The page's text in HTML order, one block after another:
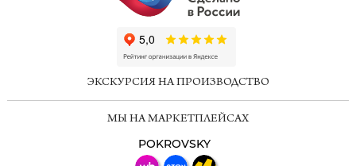
ЭКСКУРСИЯ НА ПРОИЗВОДСТВО
МЫ НА МАРКЕТПЛЕЙСАХ
POKROVSKY